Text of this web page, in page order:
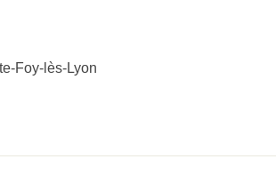
Foy-lès-Lyon